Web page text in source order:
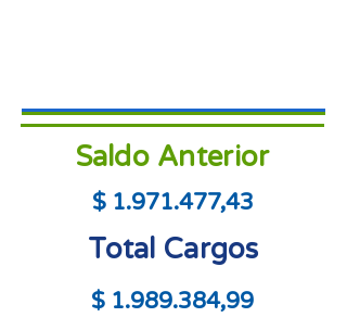
Saldo Anterior
$ 1.971.477,43
Total Cargos
$ 1.989.384,99